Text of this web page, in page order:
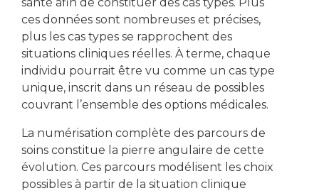
ces données sont nombreuses et précises,
plus les cas types se rapprochent des
situations cliniques réelles. À terme, chaque
individu pourrait être vu comme un cas type
unique, inscrit dans un réseau de possibles
couvrant l’ensemble des options médicales.
La numérisation complète des parcours de
soins constitue la pierre angulaire de cette
évolution. Ces parcours modélisent les choix
possibles à partir de la situation clinique